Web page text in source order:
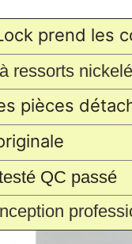
prend les
ressorts
pièces
QC passé